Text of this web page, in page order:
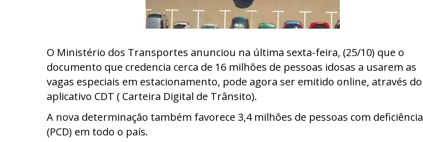
O Ministério dos Transportes anunciou na última sexta-feira, (25/10) que o
documento que credencia cerca de 16 milhões de pessoas idosas a usarem as
vagas especiais em estacionamento, pode agora ser emitido online, através do
aplicativo CDT ( Carteira Digital de Trânsito).
A nova determinação também favorece 3,4 milhões de pessoas com deficiência
(PCD) em todo o país.